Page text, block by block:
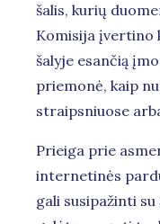
šalis, kurių
Komisija įvertino
šalyje esančią
priemonė, kaip
straipsniuose
Prieiga prie
internetinės
gali susipažinti